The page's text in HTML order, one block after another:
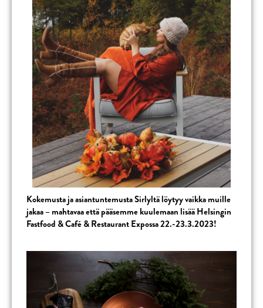
Kokemusta ja asiantuntemustaSirlyltälöytyy vaikka muille
jakaa – mahtavaa että pääsemme kuulemaan lisääHelsingin
Fastfood & Café & Restaurant Expossa 22.-23.3.2023!